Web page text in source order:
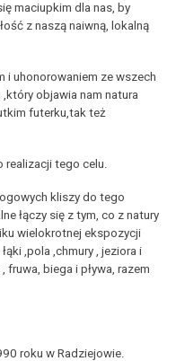
maciupkim dla nas, by
z naszą naiwną, lokalną
i uhonorowaniem ze wszech
objawia nam natura
futerku,tak też
realizacji tego celu.
kliszy do tego
łączy się z tym, co z natury
wielokrotnej ekspozycji
,pola ,chmury , jeziora i
biega i pływa, razem
roku w Radziejowie.